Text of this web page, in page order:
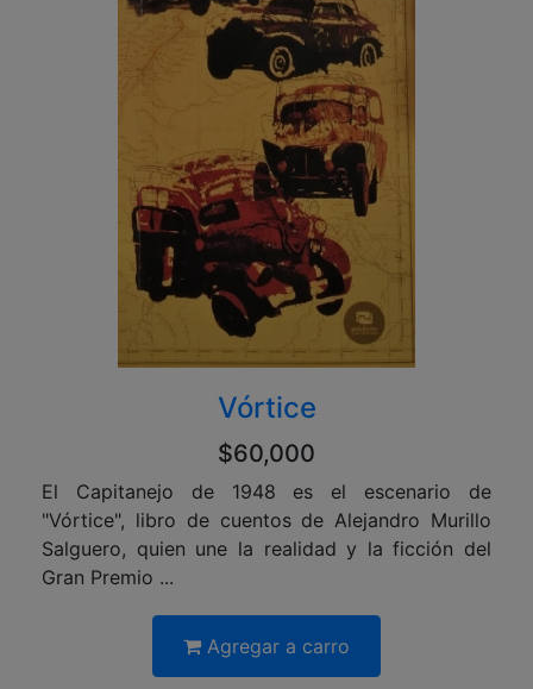
Vórtice
$60,000
El Capitanejo de 1948 es el escenario de
"Vórtice", libro de cuentos de Alejandro Murillo
Salguero, quien une la realidad y la ficción del
Gran Premio ...
Agregar a carro